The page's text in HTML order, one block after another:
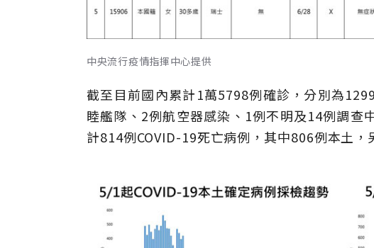
中央流行疫情指揮中心提供
截至目前國內累計1萬5798例確診，分別為
睦艦隊、2例航空器感染、1例不明及14例調查
計814例COVID-19死亡病例，其中806例本土，